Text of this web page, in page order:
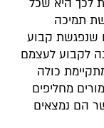
לכך היא שכל
תמיכה
שנפגשת קבוע
לקבוע לעצמם
כולה
מחליפים
הם נמצאים